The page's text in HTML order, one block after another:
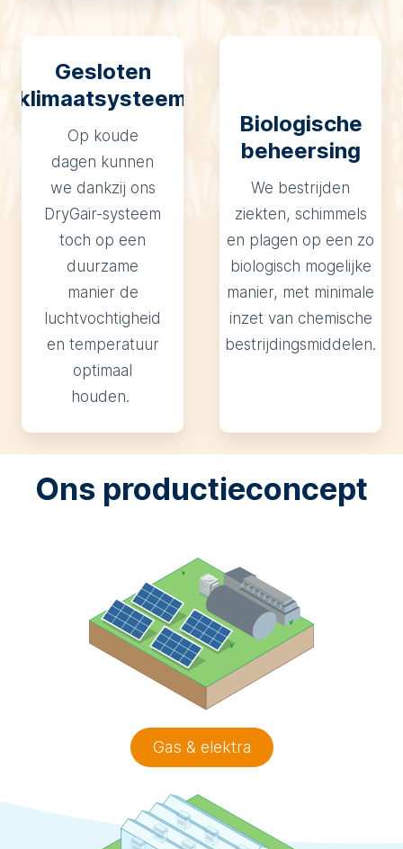
Gesloten
klimaatsysteem
Op koude
dagen kunnen
we dankzij ons
DryGair-systeem
toch op een
duurzame
manier de
luchtvochtigheid
en temperatuur
optimaal
houden.
Biologische
beheersing
We bestrijden
ziekten, schimmels
en plagen op een zo
biologisch mogelijke
manier, met minimale
inzet van chemische
bestrijdingsmiddelen.
Ons productieconcept
Gas & elektra